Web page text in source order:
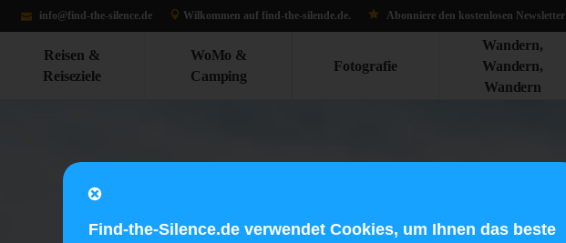
info@find-the-silence.de Wilkommen auf find-the-silende.d e. Abonniere den kostenlosen Newsletter
Reisen &
Reiseziele
WoMo &
Camping
Fotografie
Wandern,
Wandern,
Wandern
Find-the-Silence.de verwendet Cookies, um Ihnen das beste